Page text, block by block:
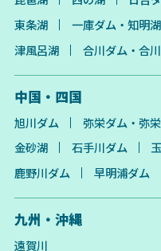
東条湖
一庫ダム・知明湖
津風呂湖
合川ダム・合
中国・四国
旭川ダム 弥栄ダム・弥
金砂湖
石手川ダム
鹿野川ダム
早明浦ダム
九州・沖縄
遠賀川